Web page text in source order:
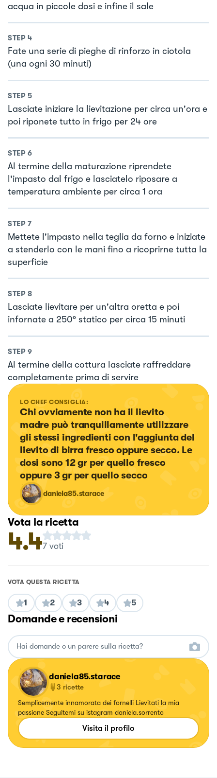
acqua in piccole dosi e infine il sale
STEP 4
Fate una serie di pieghe di rinforzo in ciotola
(una ogni 30 minuti)
STEP 5
Lasciate iniziare la lievitazione per circa un'ora e
poi riponete tutto in frigo per 24 ore
STEP 6
Al termine della maturazione riprendete
l'impasto dal frigo e lasciatelo riposare a
temperatura ambiente per circa 1 ora
STEP 7
Mettete l'impasto nella teglia da forno e iniziate
a stenderlo con le mani fino a ricoprirne tutta la
superficie
STEP 8
Lasciate lievitare per un'altra oretta e poi
infornate a 250° statico per circa 15 minuti
STEP 9
Al termine della cottura lasciate raffreddare
completamente prima di servire
LO CHEF CONSIGLIA:
Chi ovviamente non ha il lievito
madre può tranquillamente utilizzare
gli stessi ingredienti con l'aggiunta del
lievito di birra fresco oppure secco. Le
dosi sono 12 gr per quello fresco
oppure 3 gr per quello secco
daniela85.starace
Vota la ricetta
4.47voti
VOTA QUESTA RICETTA
1 2 3 4 5
Domande e recensioni
daniela85.starace
3 ricette
Semplicemente innamorata dei fornelli Lievitati la mia
passione Seguitemi su istagram daniela.sorrento
Visita il profilo